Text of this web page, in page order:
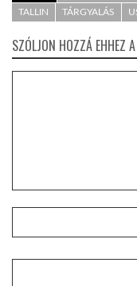
TALLIN
TÁRGYALÁS
SZÓLJON HOZZÁ EHHEZ